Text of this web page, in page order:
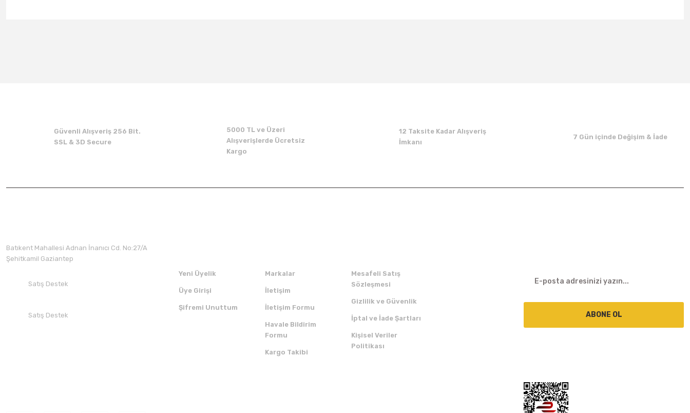
Güvenli Alışveriş 256 Bit.
SSL & 3D Secure
5000 TL ve Üzeri
Alışverişlerde Ücretsiz
Kargo
12 Taksite Kadar Alışveriş
İmkanı
7 Gün içinde Değişim & İade
Batıkent Mahallesi Adnan İnanıcı Cd. No:27/A
Şehitkamil Gaziantep
Satış Destek
Satış Destek
Yeni Üyelik
Üye Girişi
Şifremi Unuttum
Markalar
İletişim
İletişim Formu
Havale Bildirim
Formu
Kargo Takibi
Mesafeli Satış
Sözleşmesi
Gizlilik ve Güvenlik
İptal ve İade Şartları
Kişisel Veriler
Politikası
ABONE OL